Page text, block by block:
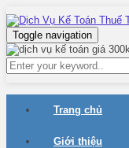
Toggle navigation
Trang chủ
Giới thiệu